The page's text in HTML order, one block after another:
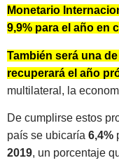
Monetario
9,9% para el año en
También será una
recuperará el año
multilateral, la
De cumplirse estos
país se ubicaría 6,4%
2019, un porcentaje